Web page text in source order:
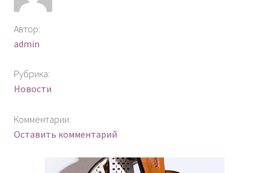
Автор:
admin
Рубрика:
Новости
Комментарии:
Оставить комментарий